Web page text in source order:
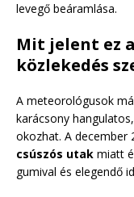
levegő beáramlása.
Mit jelent ez
közlekedés
A meteorológusok
karácsony
okozhat. A december
csúszós utak miatt
gumival és elegendő